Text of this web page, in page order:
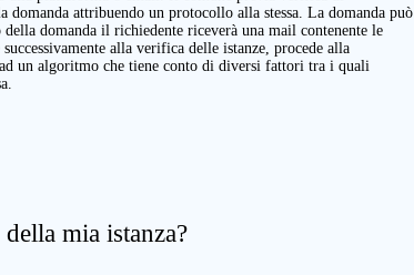
attribuendo un protocollo alla stessa. La domanda può
della domanda il richiedente riceverà una mail contenente le
alla verifica delle istanze, procede alla
un algoritmo che tiene conto di diversi fattori tra i quali
mia istanza?